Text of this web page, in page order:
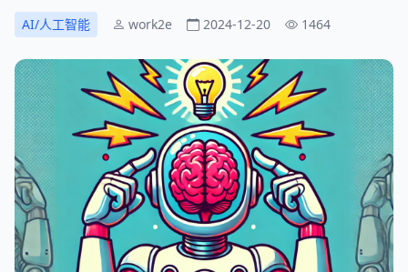
AI/人工智能 work2e 2024-12-20 1464